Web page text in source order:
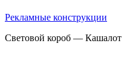
Рекламные конструкции
Световой короб — Кашалот